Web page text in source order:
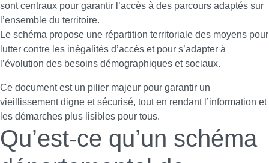
sont centraux pour garantir l’accès à des parcours adaptés sur
l’ensemble du territoire.
Le schéma propose une répartition territoriale des moyens pour
lutter contre les inégalités d’accès et pour s’adapter à
l’évolution des besoins démographiques et sociaux.
Ce document est un pilier majeur pour garantir un
vieillissement digne et sécurisé, tout en rendant l’information et
les démarches plus lisibles pour tous.
Qu’est-ce qu’un schéma